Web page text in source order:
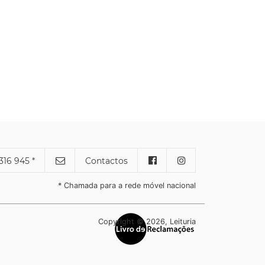
945 * Contactos
* Chamada para a rede móvel nacional
Copyright © 2026, Leituria